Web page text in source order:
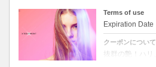
Terms of use
Expiration Date
クーポンについて
抜群の艶！ハ
る！どんなに